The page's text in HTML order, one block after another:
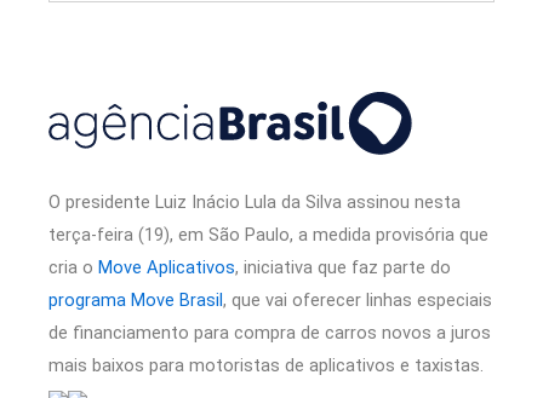
O presidente Luiz Inácio Lula da Silva assinou nesta
terça-feira (19), em São Paulo, a medida provisória que
cria o Move Aplicativos, iniciativa que faz parte do
programa Move Brasil , que vai oferecer linhas especiais
de financiamento para compra de carros novos a juros
mais baixos para motoristas de aplicativos e taxistas.